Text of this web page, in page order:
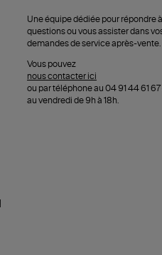
Une équipe dédiée pour répondre
questions ou vous assister dans
demandes de service après-vente.
Vous pouvez
nous contacter ici
ou par téléphone au 04 91 44 61 67
au vendredi de 9h à 18h.